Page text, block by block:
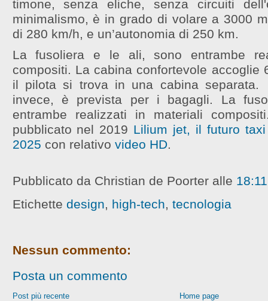
timone, senza eliche, senza circuiti
minimalismo, è in grado di volare a 3000
di 280 km/h, e un’autonomia di 250 km.
La fusoliera e le ali, sono entrambe
compositi. La cabina confortevole accoglie
il pilota si trova in una cabina
invece, è prevista per i bagagli. La
entrambe realizzati in materiali
pubblicato nel 2019 Lilium jet, il futuro taxi
2025 con relativo video HD.
Pubblicato da Christian de Poorter alle 18:11
Etichette design high-tech tecnologia
Nessun commento:
Posta un commento
Post più recente Home page